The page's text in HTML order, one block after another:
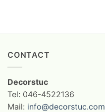
CONTACT
Decorstuc
Tel: 046-4522136
Mail: info@decorstuc.com